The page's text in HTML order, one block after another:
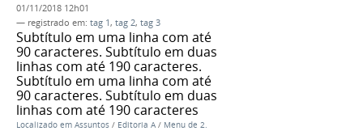
01/11/2018 12h01
— registrado em: tag 1, tag 2, tag 3
Subtítulo em uma linha com até
90 caracteres. Subtítulo em duas
linhas com até 190 caracteres.
Subtítulo em uma linha com até
90 caracteres. Subtítulo em duas
linhas com até 190 caracteres
Localizado em Assuntos / Editoria A / Menu de 2.